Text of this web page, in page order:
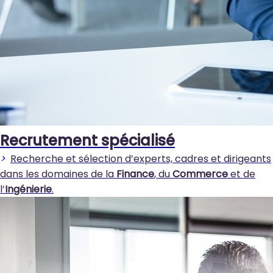
Recrutement spécialisé
> Recherche et sélection d’experts, cadres et dirigeants
dans les domaines de la Finance, duCommerceet de
l’Ingénierie.